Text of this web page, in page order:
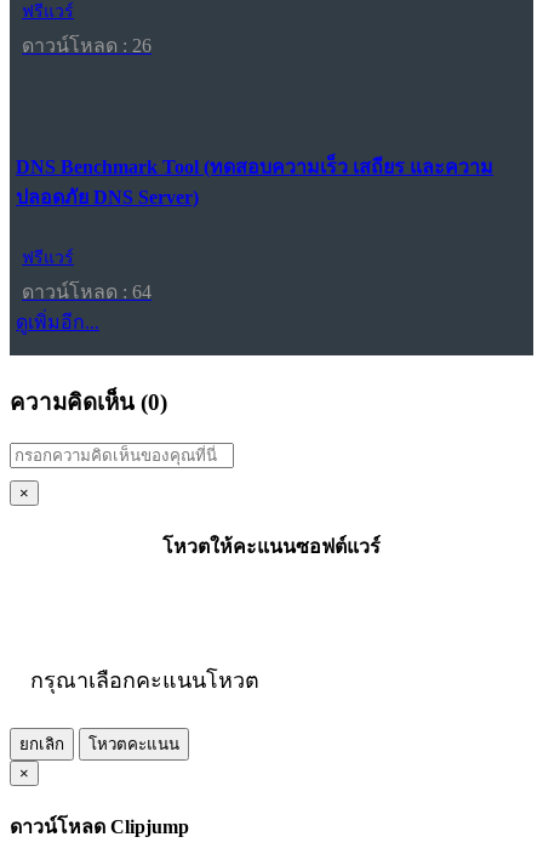
ฟรีแวร์
ดาวน์โหลด : 26
DNS Benchmark Tool (ทดสอบความเร็ว เสถียร และความ
ปลอดภัย DNS Server)
ฟรีแวร์
ดาวน์โหลด : 64
ดูเพิ่มอีก...
ความคิดเห็น (0)
×
โหวตให้คะแนนซอฟต์แวร์
กรุณาเลือกคะแนนโหวต
ยกเลิก
โหวตคะแนน
×
ดาวน์โหลด Clipjump